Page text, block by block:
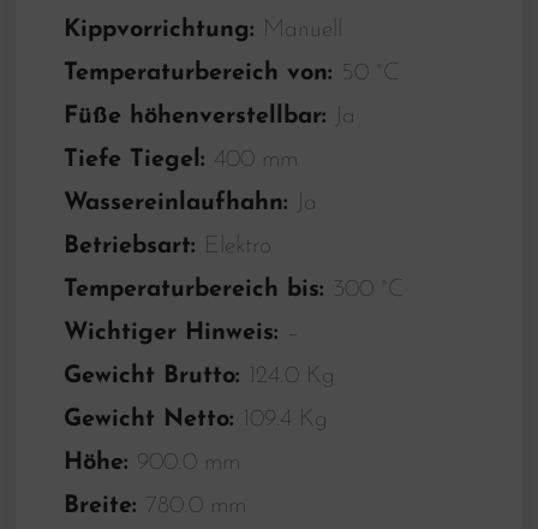
Kippvorrichtung: Manuell
Temperaturbereich von: 50 °C
Füße höhenverstellbar:
Ja
Tiefe Tiegel: 400 mm
Wassereinlaufhahn:
Ja
Betriebsart: Elektro
Temperaturbereich bis: 300 °C
Wichtiger Hinweis: –
Gewicht Brutto: 124.0 Kg
Gewicht Netto: 109.4 Kg
Höhe: 900.0 mm
Breite: 780.0 mm